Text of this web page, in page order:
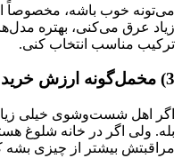
می‌تونه خوب باشه، مخصوصاً
زیاد عرق می‌کنی، بهتره
ترکیب مناسب انتخاب کنی.
3) مخمل‌گونه ارزش خرید داره؟
اگر اهل شست‌وشوی خیلی
بله. ولی اگر در خانه شلوغ
مراقبتش بیشتر از چیزی